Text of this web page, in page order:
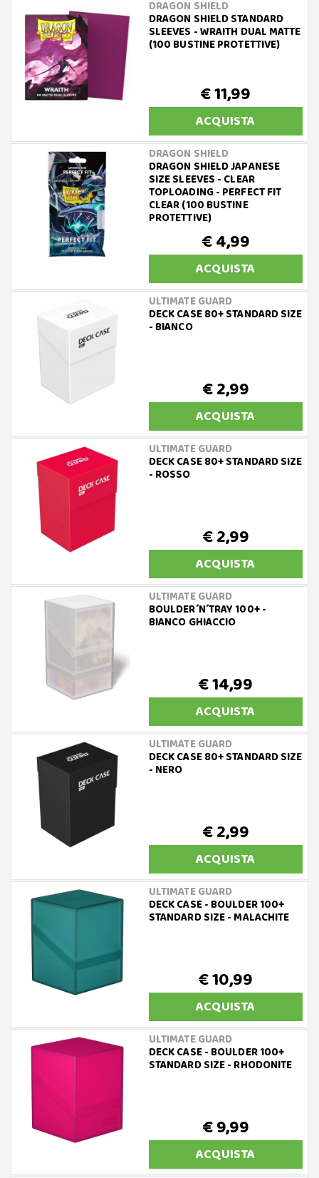
DRAGON SHIELD
DRAGON SHIELD STANDARD
SLEEVES - WRAITH DUAL MATTE
(100 BUSTINE PROTETTIVE)
€ 11,99
ACQUISTA
DRAGON SHIELD
DRAGON SHIELD JAPANESE
SIZE SLEEVES - CLEAR
TOPLOADING - PERFECT FIT
CLEAR (100 BUSTINE
PROTETTIVE)
€ 4,99
ACQUISTA
ULTIMATE GUARD
DECK CASE 80+ STANDARD SIZE
- BIANCO
€ 2,99
ACQUISTA
ULTIMATE GUARD
DECK CASE 80+ STANDARD SIZE
- ROSSO
€ 2,99
ACQUISTA
ULTIMATE GUARD
BOULDER´N´TRAY 100+ -
BIANCO GHIACCIO
€ 14,99
ACQUISTA
ULTIMATE GUARD
DECK CASE 80+ STANDARD SIZE
- NERO
€ 2,99
ACQUISTA
ULTIMATE GUARD
DECK CASE - BOULDER 100+
STANDARD SIZE - MALACHITE
€ 10,99
ACQUISTA
ULTIMATE GUARD
DECK CASE - BOULDER 100+
STANDARD SIZE - RHODONITE
€ 9,99
ACQUISTA